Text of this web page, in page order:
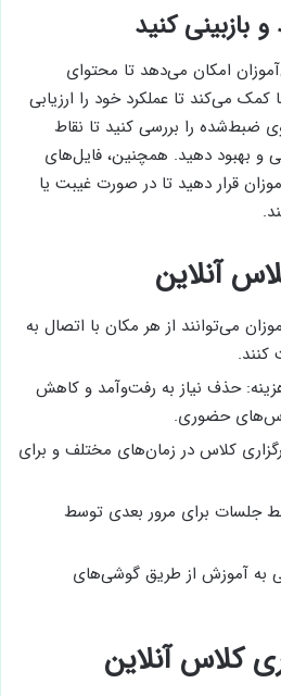
امکان می‌دهد تا محتوای
کمک می‌کند تا عملکرد خود را ارزیابی
ضبط‌شده را بررسی کنید تا نقاط
بهبود دهید. همچنین، فایل‌های
قرار دهید تا در صورت غیبت یا
آنلاین
می‌توانند از هر مکان با اتصال به
کنند.
حذف نیاز به رفت‌وآمد و کاهش
حضوری.
کلاس در زمان‌های مختلف و برای
جلسات برای مرور بعدی توسط
به آموزش از طریق گوشی‌های
کلاس آنلاین